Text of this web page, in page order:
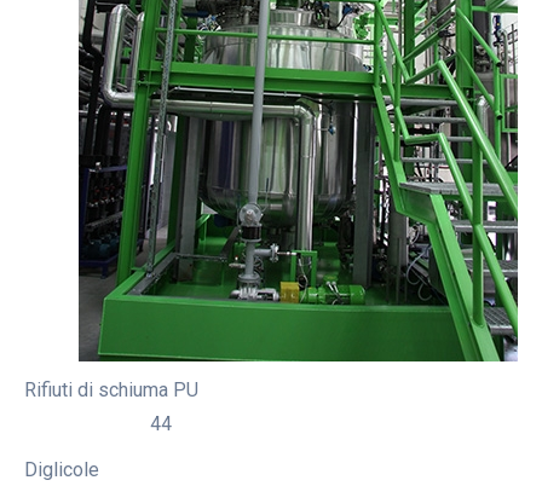
Rifiuti di schiuma PU
44
Diglicole